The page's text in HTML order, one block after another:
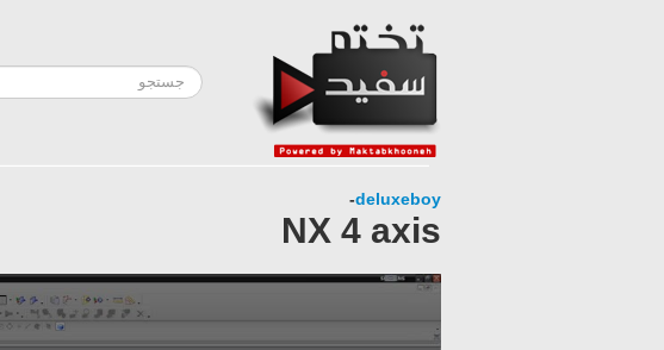
deluxeboy
-
NX 4 axis